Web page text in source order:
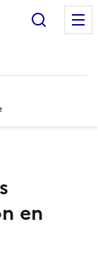
en